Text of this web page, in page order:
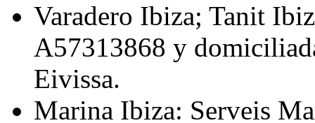
Varadero Ibiza; Tanit
A57313868 y
Eivissa.
Marina Ibiza: Serveis